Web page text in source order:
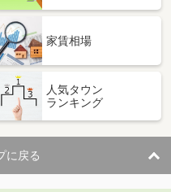
家賃相場
人気タウン
ランキング
に戻る